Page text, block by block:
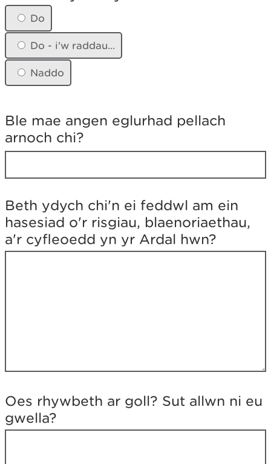
e
h
c
h
h
d
i
'
r
y
y
r
o
e
d
y
h
a
m
d
Do
Do - i'w raddau...
Naddo
Ble mae angen eglurhad pellach
arnoch chi?
Beth ydych chi'n ei feddwl am ein
hasesiad o'r risgiau, blaenoriaethau,
a'r cyfleoedd yn yr Ardal hwn?
Oes rhywbeth ar goll? Sut allwn ni eu
gwella?